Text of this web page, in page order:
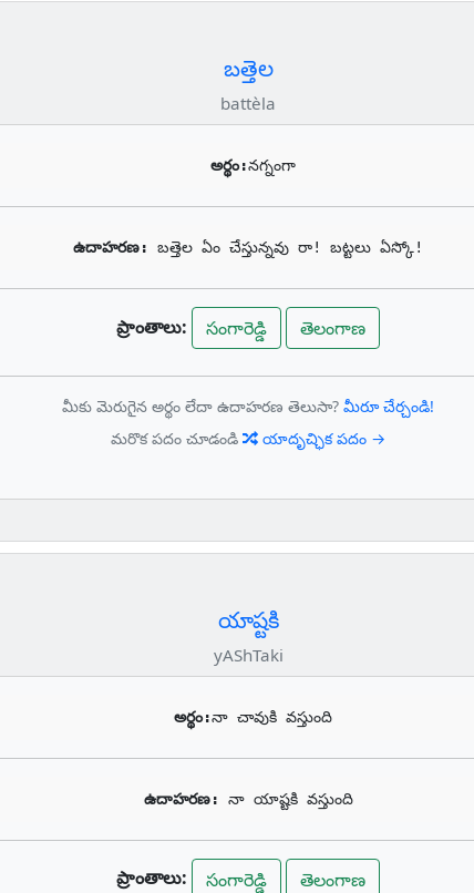
బత్తెల
battèla
అర్థం:నగ్నంగా
ఉదాహరణ: బత్తెల ఏం చేస్తున్నవు రా! బట్టలు ఏస్కో!
ప్రాంతాలు: సంగారెడ్డి తెలంగాణ
మీకు మెరుగైన అర్థం లేదా ఉదాహరణ తెలుసా? మీరూ చేర్చండి!
మరొక పదం చూడండి
యాదృచ్ఛిక పదం →
యాష్టకి
yAShTaki
అర్థం:నా చావుకి వస్తుంది
ఉదాహరణ: నా యాష్టకి వస్తుంది
ప్రాంతాలు: సంగారెడ్డి తెలంగాణ